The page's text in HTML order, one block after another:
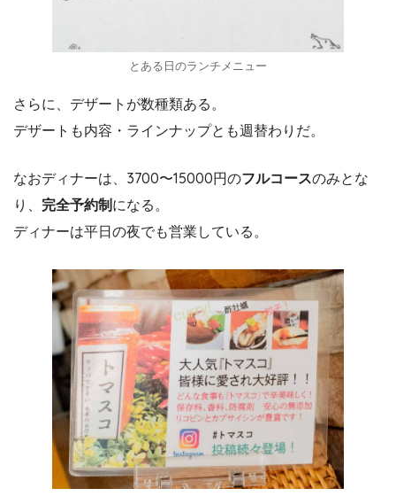
とある日のランチメニュー
さらに、デザートが数種類ある。
デザートも内容・ラインナップとも週替わりだ。
なおディナーは、3700〜15000円のフルコースのみとな
り、 完全予約制 になる。
ディナーは平日の夜でも営業している。